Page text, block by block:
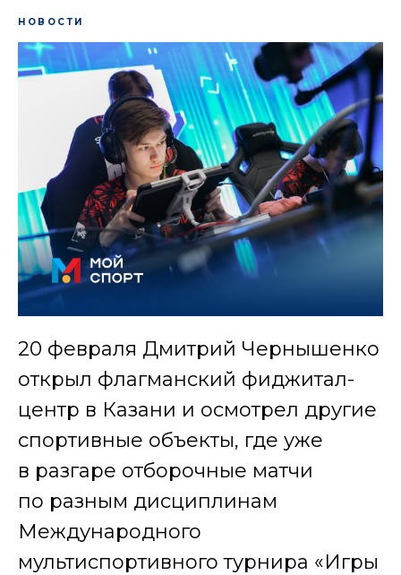
НОВОСТИ
20 февраля Дмитрий Чернышенко
открыл флагманский фиджитал-
центр в Казани и осмотрел другие
спортивные объекты, где уже
в разгаре отборочные матчи
по разным дисциплинам
Международного
мультиспортивного турнира «Игры